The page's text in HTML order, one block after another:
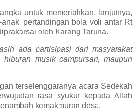
untuk memeriahkan, lanjutnya,
pertandingan bola voli antar Rt
oleh Karang Taruna.
ada partisipasi dari masyarakat
hiburan musik campursari, maupun
terselenggaranya acara Sedekah
rasa syukur kepada Allah
kemakmuran desa.